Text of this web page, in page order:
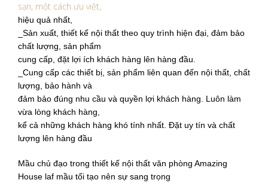
sạn, một cách ưu việt,
hiệu quả nhất,
_Sản xuất, thiết kế nội thất theo quy trình hiện đại, đảm bảo
chất lượng, sản phẩm
cung cấp, đặt lợi ích khách hàng lên hàng đầu.
_Cung cấp các thiết bị, sản phẩm liên quan đến nội thất, chất
lượng, bảo hành và
đảm bảo đúng nhu cầu và quyền lợi khách hàng. Luôn làm
vừa lòng khách hàng,
kể cả những khách hàng khó tính nhất. Đặt uy tín và chất
lượng lên hàng đầu
Mầu chủ đạo trong thiết kế nội thất văn phòng Amazing
House laf mầu tối tạo nên sự sang trọng